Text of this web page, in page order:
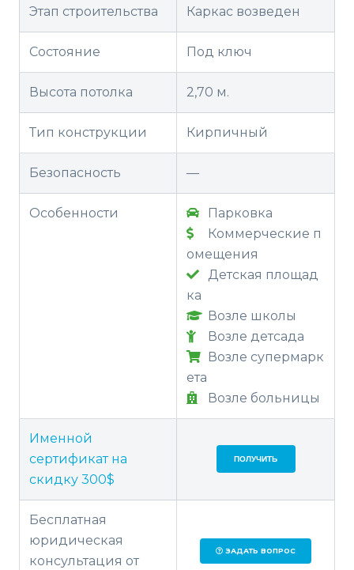
Этап строительства Каркас возведен
Состояние Под ключ
Высота потолка 2,70 м.
Тип конструкции Кирпичный
Безопасность —
Особенности
Парковка
Коммерческие п
омещения
Детская площад
ка
Возле школы
Возле детсада
Возле супермарк
ета
Возле больницы
Именной
сертификат на
скидку 300$
ПОЛУЧИТЬ
Бесплатная
юридическая
консультация от
ЗАДАТЬ ВОПРОС